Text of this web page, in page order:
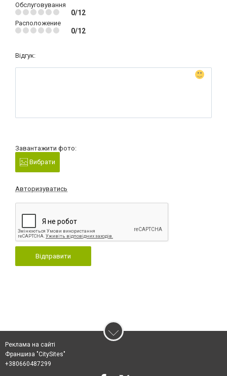
Обслуговування
0/12
Расположение
0/12
Відгук:
Завантажити фото:
Вибрати
Авторизуватись
Відправити
Реклама на сайті
Франшиза "CitySites"
+380660487299